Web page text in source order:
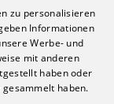
& AGB
zu personalisieren
Informationen
Werbe- und
mit anderen
haben oder
haben.